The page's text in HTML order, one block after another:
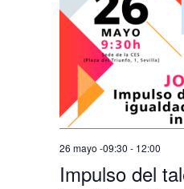
Impulso del
26 mayo -09:30 - 12:00